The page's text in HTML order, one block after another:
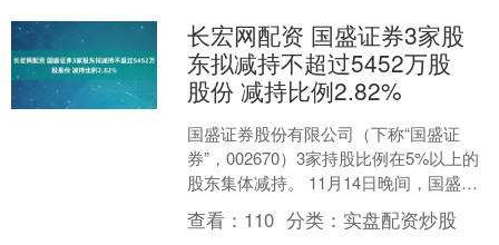
长宏网配资 国盛证券3家股
东拟减持不超过5452万股
股份 减持比例2.82%
国盛证券股份有限公司（下称“国盛证
券”，002670）3家持股比例在5%以上的
股东集体减持。 11月14日晚间，国盛证
券发布《关于持股5%以上股东减持股份
的预披....
查看： 110 分类： 实盘配资炒股